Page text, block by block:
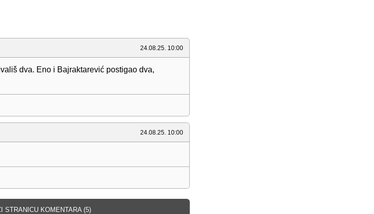
24.08.25. 10:00
dva. Eno i Bajraktarević postigao dva,
24.08.25. 10:00
STRANICU KOMENTARA (5)